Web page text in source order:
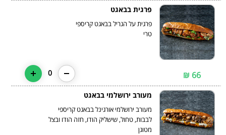
פרגית בבאגט
פרגית על הגריל בבאגט קריספי
טרי
66 ₪
0
מעורב ירושלמי בבאגט
לבבות, טחול, שישליק הודו, חזה הודו ובצל
מטוגן